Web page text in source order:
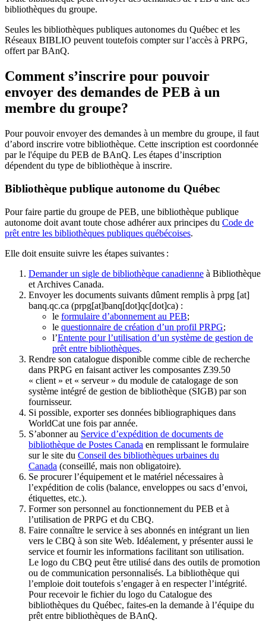
bibliothèques du groupe.
Seules les bibliothèques publiques autonomes du Québec et les
Réseaux BIBLIO peuvent toutefois compter sur l’accès à PRPG,
offert par BAnQ.
Comment s’inscrire pour pouvoir
envoyer des demandes de PEB à un
membre du groupe?
Pour pouvoir envoyer des demandes à un membre du groupe, il faut
d’abord inscrire votre bibliothèque. Cette inscription est coordonnée
par le l'équipe du PEB de BAnQ. Les étapes d’inscription
dépendent du type de bibliothèque à inscrire.
Bibliothèque publique autonome du Québec
Pour faire partie du groupe de PEB, une bibliothèque publique
autonome doit avant toute chose adhérer aux principes du Code de
prêt entre les bibliothèques publiques québécoises.
Elle doit ensuite suivre les étapes suivantes :
Demander un sigle de bibliothèque canadienne à Bibliothèque
et Archives Canada.
Envoyer les documents suivants dûment remplis à prpg [at]
banq.qc.ca (prpg[at]banq[dot]qc[dot]ca) :
le formulaire d’abonnement au PEB;
le questionnaire de création d’un profil PRPG;
l’Entente pour l’utilisation d’un système de gestion de
prêt entre bibliothèques.
Rendre son catalogue disponible comme cible de recherche
dans PRPG en faisant activer les composantes Z39.50
« client » et « serveur » du module de catalogage de son
système intégré de gestion de bibliothèque (SIGB) par son
fournisseur.
Si possible, exporter ses données bibliographiques dans
WorldCat une fois par année.
S’abonner au Service d’expédition de documents de
bibliothèque de Postes Canada en remplissant le formulaire
sur le site du Conseil des bibliothèques urbaines du
Canada (conseillé, mais non obligatoire).
Se procurer l’équipement et le matériel nécessaires à
l’expédition de colis (balance, enveloppes ou sacs d’envoi,
étiquettes, etc.).
Former son personnel au fonctionnement du PEB et à
l’utilisation de PRPG et du CBQ.
Faire connaître le service à ses abonnés en intégrant un lien
vers le CBQ à son site Web. Idéalement, y présenter aussi le
service et fournir les informations facilitant son utilisation.
Le logo du CBQ peut être utilisé dans des outils de promotion
ou de communication personnalisés. La bibliothèque qui
l’emploie doit toutefois s’engager à en respecter l’intégrité.
Pour recevoir le fichier du logo du Catalogue des
bibliothèques du Québec, faites-en la demande à l’équipe du
prêt entre bibliothèques de BAnQ.